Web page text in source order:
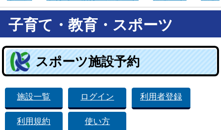
子育て・教育・スポーツ
スポーツ施設予約
施設一覧 ログイン 利用者登録
利用規約 使い方